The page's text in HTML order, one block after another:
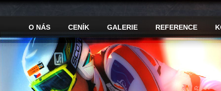
O NÁS CENÍK GALERIE REFERENCE